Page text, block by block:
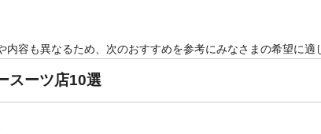
内容も異なるため、次のおすすめを参考にみなさまの希望に適
スーツ店10選